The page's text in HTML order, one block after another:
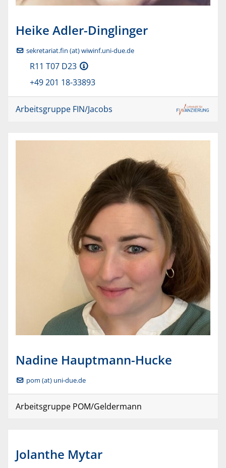
Heike Adler-Dinglinger
sekretariat.fin (at) wiwinf.uni-due.de
R11 T07 D23
+49 201 18-33893
Arbeitsgruppe FIN/Jacobs
Nadine Hauptmann-Hucke
pom (at) uni-due.de
Arbeitsgruppe POM/Geldermann
Jolanthe Mytar